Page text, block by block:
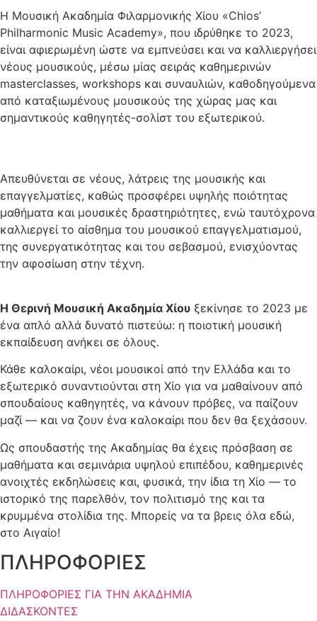
Η Μουσική Ακαδημία Φιλαρμονικής Χίου «Chios’
Philharmonic Music Academy», που ιδρύθηκε το 2023,
είναι αφιερωμένη ώστε να εμπνεύσει και να καλλιεργήσει
νέους μουσικούς, μέσω μίας σειράς καθημερινών
masterclasses, workshops και συναυλιών, καθοδηγούμενα
από καταξιωμένους μουσικούς της χώρας μας και
σημαντικούς καθηγητές-σολίστ του εξωτερικού.
Απευθύνεται σε νέους, λάτρεις της μουσικής και
επαγγελματίες, καθώς προσφέρει υψηλής ποιότητας
μαθήματα και μουσικές δραστηριότητες, ενώ ταυτόχρονα
καλλιεργεί το αίσθημα του μουσικού επαγγελματισμού,
της συνεργατικότητας και του σεβασμού, ενισχύοντας
την αφοσίωση στην τέχνη.
Η Θερινή Μουσική Ακαδημία Χίου ξεκίνησε το 2023 με
ένα απλό αλλά δυνατό πιστεύω: η ποιοτική μουσική
εκπαίδευση ανήκει σε όλους.
Κάθε καλοκαίρι, νέοι μουσικοί από την Ελλάδα και το
εξωτερικό συναντιούνται στη Χίο για να μαθαίνουν από
σπουδαίους καθηγητές, να κάνουν πρόβες, να παίζουν
μαζί — και να ζουν ένα καλοκαίρι που δεν θα ξεχάσουν.
Ως σπουδαστής της Ακαδημίας θα έχεις πρόσβαση σε
μαθήματα και σεμινάρια υψηλού επιπέδου, καθημερινές
ανοιχτές εκδηλώσεις και, φυσικά, την ίδια τη Χίο — το
ιστορικό της παρελθόν, τον πολιτισμό της και τα
κρυμμένα στολίδια της. Μπορείς να τα βρεις όλα εδώ,
στο Αιγαίο!
ΠΛΗΡΟΦΟΡΙΕΣ
ΠΛΗΡΟΦΟΡΙΕΣ ΓΙΑ ΤΗΝ ΑΚΑΔΗΜΙΑ
ΔΙΔΑΣΚΟΝΤΕΣ